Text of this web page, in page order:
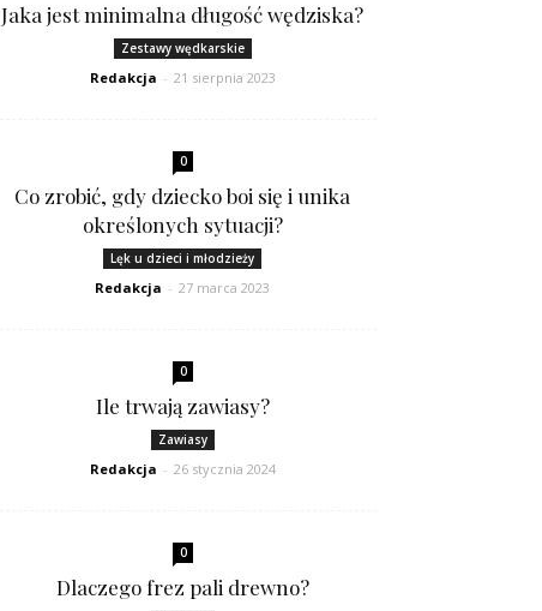
Jaka jest minimalna długość wędziska?
Zestawy wędkarskie
Redakcja - 21 sierpnia 2023
0
Co zrobić, gdy dziecko boi się i unika
określonych sytuacji?
Lęk u dzieci i młodzieży
Redakcja - 27 marca 2023
0
Ile trwają zawiasy?
Zawiasy
Redakcja - 26 stycznia 2024
0
Dlaczego frez pali drewno?